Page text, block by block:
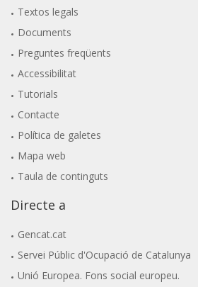
Textos legals
Documents
Preguntes freqüents
Accessibilitat
Tutorials
Contacte
Política de galetes
Mapa web
Taula de continguts
Directe a
Gencat.cat
Servei Públic d'Ocupació de Catalunya
Unió Europea. Fons social europeu.